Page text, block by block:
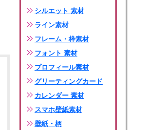
シルエット 素材
ライン素材
フレーム・枠素材
フォント 素材
プロフィール素材
グリーティングカード
カレンダー 素材
スマホ壁紙素材
壁紙・柄